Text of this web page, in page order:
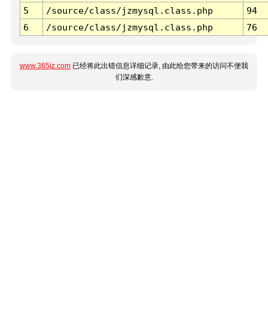
5
/source/class/jzmysql.class.php
94
6
/source/class/jzmysql.class.php 76
www.365jz.com 已经将此出错信息详细记录, 由此给您带来的访问不便我
们深感歉意.